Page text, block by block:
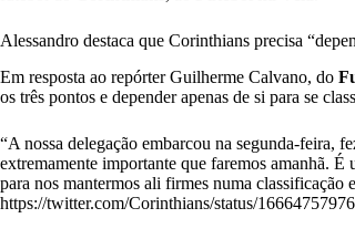
Alessandro destaca que Corinthians precisa
Em resposta ao repórter Guilherme Calvano, do
os três pontos e depender apenas de si para se
“A nossa delegação embarcou na segunda-feira,
extremamente importante que faremos amanhã.
para nos mantermos ali firmes numa classificação
https://twitter.com/Corinthians/status/